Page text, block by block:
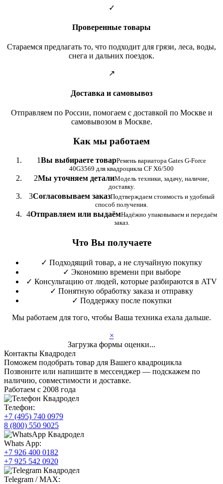
✓
Проверенные товары
Стараемся предлагать то, что подходит для грязи, леса, воды,
снега и дальних поездок.
↗
Доставка и самовывоз
Отправляем по России, помогаем с доставкой по Москве и
самовывозом в Москве.
Как мы работаем
1Вы выбираете товарРемень вариатора Gates G-Force
40G3569 для квадроцикла CF X6/500
2Мы уточняем деталиМодель техники, задачу, наличие,
доставку.
3Согласовываем заказПодтверждаем стоимость и удобный
способ получения.
4Отправляем или выдаёмНадёжно упаковываем и передаём
заказ.
Что Вы получаете
✓ Подходящий товар, а не случайную покупку
✓ Экономию времени при выборе
✓ Консультацию от людей, которые разбираются в ATV
✓ Понятную обработку заказа и отправку
✓ Поддержку после покупки
Мы работаем для того, чтобы Ваша техника ехала дальше.
×
Загрузка формы оценки...
Контакты Квадродел
Поможем подобрать товар для Вашего квадроцикла
Позвоните или напишите в мессенджер — подскажем по
наличию, совместимости и доставке.
Работаем с 2008 года
Телефон:
+7 (495) 740 0979
8 (800) 550 9025
Whats App:
+7 926 400 0182
+7 925 542 0920
Telegram / MAX: